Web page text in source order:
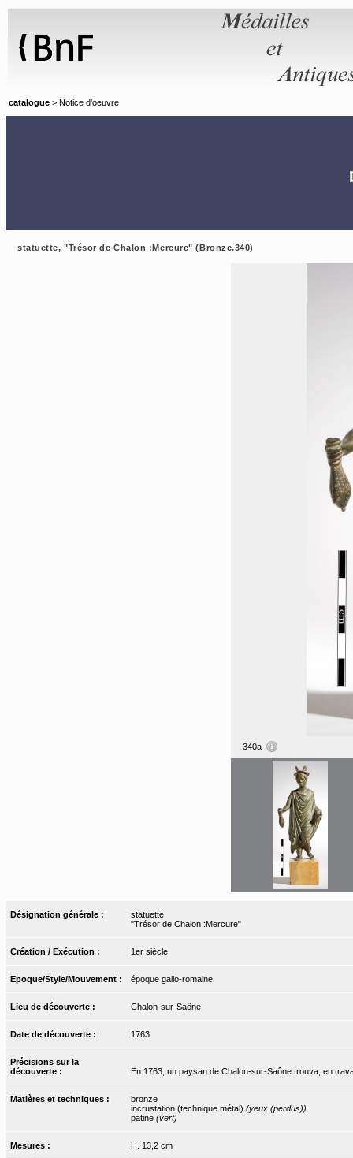
catalogue > Notice d'oeuvre
statuette, "Trésor de Chalon :Mercure" (Bronze.340)
340a
Désignation générale :
statuette
"Trésor de Chalon :Mercure"
Création / Exécution : 1er siècle
Epoque/Style/Mouvement : époque gallo-romaine
Lieu de découverte : Chalon-sur-Saône
Date de découverte : 1763
Précisions sur la
découverte :
En 1763, un paysan de Chalon-sur-Saône trouva, en
Matières et techniques :
bronze
incrustation (technique métal) (yeux (perdus))
patine (vert)
Mesures : H. 13,2 cm